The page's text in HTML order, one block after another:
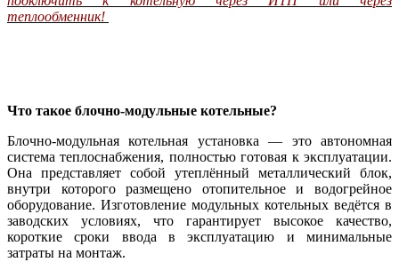
теплообменник!
Что такое блочно-модульные котельные?
Блочно-модульная котельная установка — это автономная
система теплоснабжения, полностью готовая к эксплуатации.
Она представляет собой утеплённый металлический блок,
внутри которого размещено отопительное и водогрейное
оборудование. Изготовление модульных котельных ведётся в
заводских условиях, что гарантирует высокое качество,
короткие сроки ввода в эксплуатацию и минимальные
затраты на монтаж.